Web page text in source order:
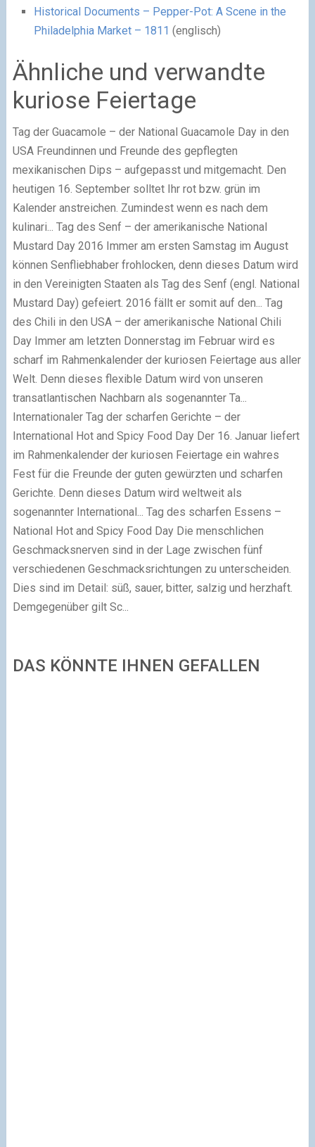
Historical Documents – Pepper-Pot: A Scene in the
Philadelphia Market – 1811 (englisch)
Ähnliche und verwandte
kuriose Feiertage
Tag der Guacamole – der National Guacamole Day in den
USA Freundinnen und Freunde des gepflegten
mexikanischen Dips – aufgepasst und mitgemacht. Den
heutigen 16. September solltet Ihr rot bzw. grün im
Kalender anstreichen. Zumindest wenn es nach dem
kulinari... Tag des Senf – der amerikanische National
Mustard Day 2016 Immer am ersten Samstag im August
können Senfliebhaber frohlocken, denn dieses Datum wird
in den Vereinigten Staaten als Tag des Senf (engl. National
Mustard Day) gefeiert. 2016 fällt er somit auf den... Tag
des Chili in den USA – der amerikanische National Chili
Day Immer am letzten Donnerstag im Februar wird es
scharf im Rahmenkalender der kuriosen Feiertage aus aller
Welt. Denn dieses flexible Datum wird von unseren
transatlantischen Nachbarn als sogenannter Ta...
Internationaler Tag der scharfen Gerichte – der
International Hot and Spicy Food Day Der 16. Januar liefert
im Rahmenkalender der kuriosen Feiertage ein wahres
Fest für die Freunde der guten gewürzten und scharfen
Gerichte. Denn dieses Datum wird weltweit als
sogenannter International... Tag des scharfen Essens –
National Hot and Spicy Food Day Die menschlichen
Geschmacksnerven sind in der Lage zwischen fünf
verschiedenen Geschmacksrichtungen zu unterscheiden.
Dies sind im Detail: süß, sauer, bitter, salzig und herzhaft.
Demgegenüber gilt Sc...
DAS KÖNNTE IHNEN GEFALLEN